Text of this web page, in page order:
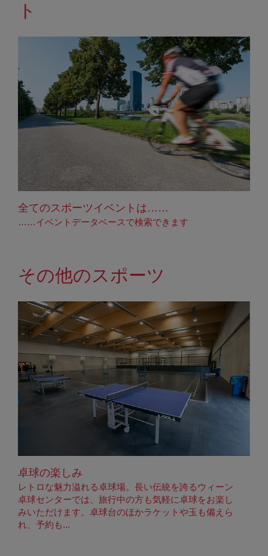
ト
全てのスポーツイベントは……
……イベントデータベースで検索できます
その他のスポーツ
卓球の楽しみ
レトロな魅力溢れる卓球場。長い伝統を誇るウィーン
卓球センターでは、旅行中の方も気軽に卓球をお楽し
みいただけます。卓球台のほかラケットや玉も備えら
れ、予約も...